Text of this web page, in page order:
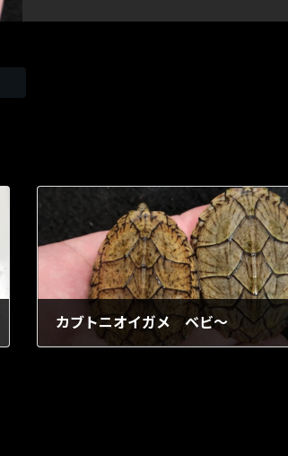
カブトニオイガメ ベビ～